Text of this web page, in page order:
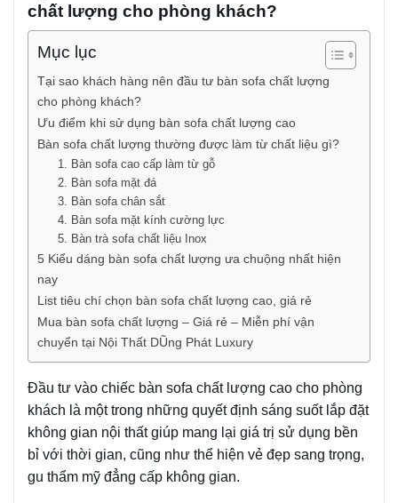
chất lượng cho phòng khách?
Mục lục
Tại sao khách hàng nên đầu tư bàn sofa chất lượng
cho phòng khách?
Ưu điểm khi sử dụng bàn sofa chất lượng cao
Bàn sofa chất lượng thường được làm từ chất liệu gì?
1. Bàn sofa cao cấp làm từ gỗ
2. Bàn sofa mặt đá
3. Bàn sofa chân sắt
4. Bàn sofa mặt kính cường lực
5. Bàn trà sofa chất liệu Inox
5 Kiểu dáng bàn sofa chất lượng ưa chuộng nhất hiện
nay
List tiêu chí chọn bàn sofa chất lượng cao, giá rẻ
Mua bàn sofa chất lượng – Giá rẻ – Miễn phí vận
chuyển tại Nội Thất DŨng Phát Luxury
Đầu tư vào chiếc bàn sofa chất lượng cao cho phòng
khách là một trong những quyết định sáng suốt lắp đặt
không gian nội thất giúp mang lại giá trị sử dụng bền
bỉ với thời gian, cũng như thể hiện vẻ đẹp sang trọng,
gu thẩm mỹ đẳng cấp không gian.